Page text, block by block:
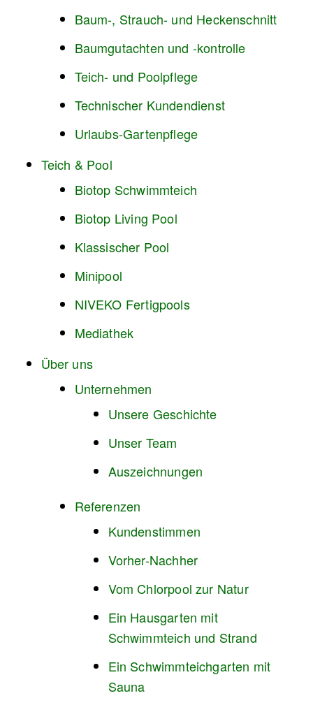
Baum-, Strauch- und Heckenschnitt
Baumgutachten und -kontrolle
Teich- und Poolpflege
Technischer Kundendienst
Urlaubs-Gartenpflege
Teich & Pool
Biotop Schwimmteich
Biotop Living Pool
Klassischer Pool
Minipool
NIVEKO Fertigpools
Mediathek
Über uns
Unternehmen
Unsere Geschichte
Unser Team
Auszeichnungen
Referenzen
Kundenstimmen
Vorher-Nachher
Vom Chlorpool zur Natur
Ein Hausgarten mit
Schwimmteich und Strand
Ein Schwimmteichgarten mit
Sauna